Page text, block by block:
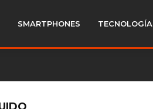
SMARTPHONES TECNOLOGÍA